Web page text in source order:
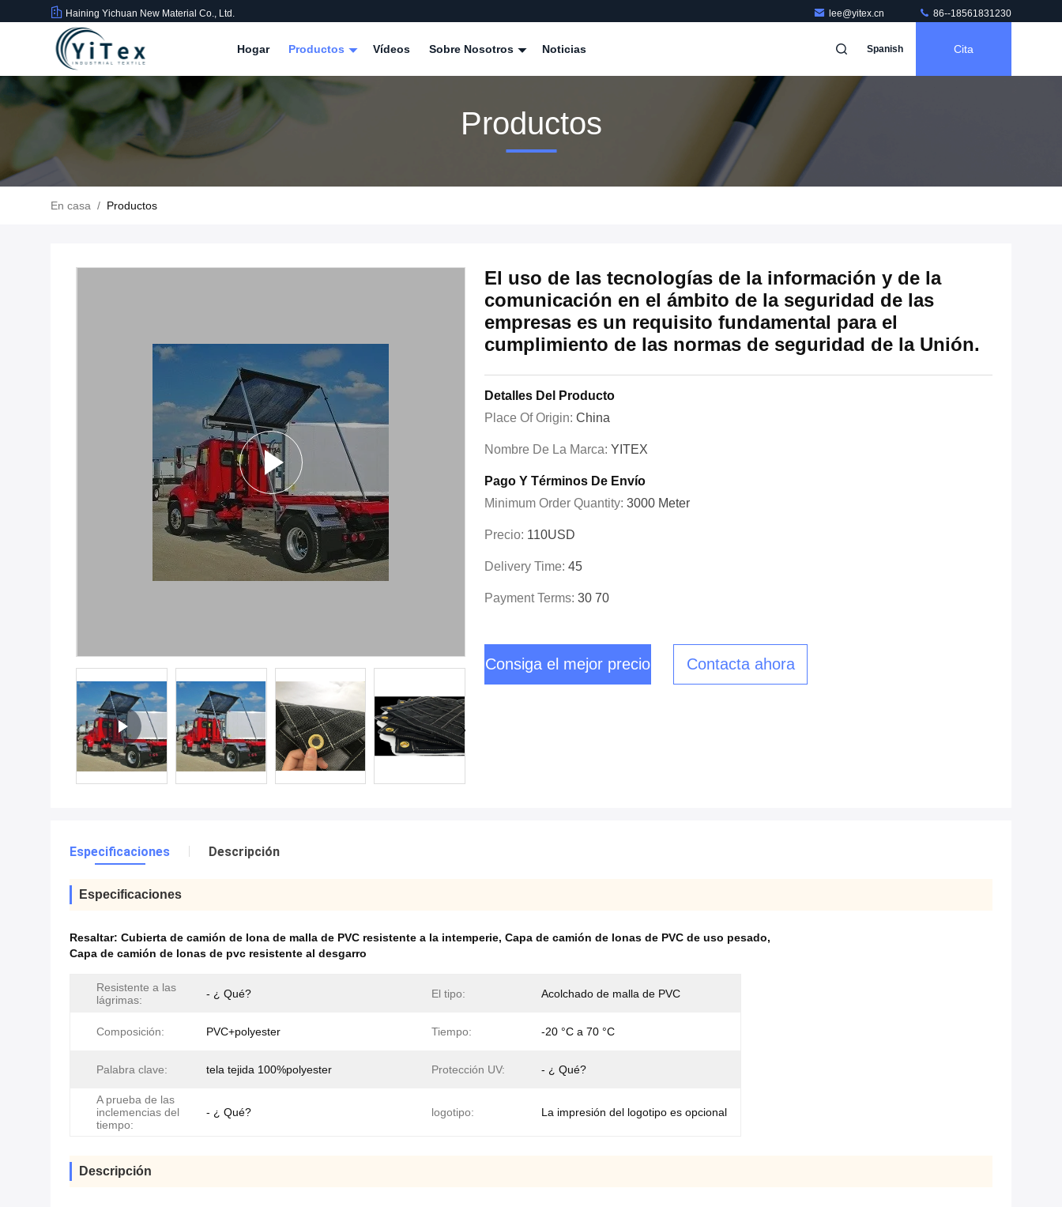
Haining Yichuan New Material Co., Ltd. lee@yitex.cn 86--18561831230
Hogar Productos Vídeos Sobre Nosotros Noticias Spanish Cita
Productos
En casa / Productos
El uso de las tecnologías de la información y de la
comunicación en el ámbito de la seguridad de las
empresas es un requisito fundamental para el
cumplimiento de las normas de seguridad de la Unión.
Detalles Del Producto
Place Of Origin: China
Nombre De La Marca: YITEX
Pago Y Términos De Envío
Minimum Order Quantity: 3000 Meter
Precio: 110USD
Delivery Time: 45
Payment Terms: 30 70
Consiga el mejor precio Contacta ahora
Especificaciones Descripción
Especificaciones
Resaltar: Cubierta de camión de lona de malla de PVC resistente a la intemperie, Capa de camión de lonas de PVC de uso pesado,
Capa de camión de lonas de pvc resistente al desgarro
Resistente a las
lágrimas:
- ¿ Qué? El tipo: Acolchado de malla de PVC
Composición: PVC+polyester Tiempo: -20 °C a 70 °C
Palabra clave: tela tejida 100%polyester Protección UV: - ¿ Qué?
A prueba de las
inclemencias del
tiempo:
- ¿ Qué? logotipo: La impresión del logotipo es opcional
Descripción